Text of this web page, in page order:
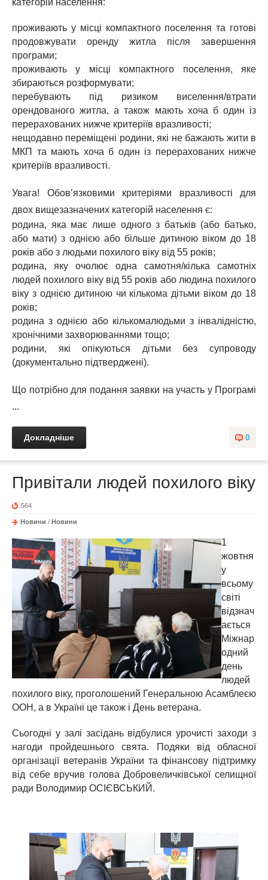
категорій населення:
проживають у місці компактного поселення та готові
продовжувати оренду житла після завершення
програми;
проживають у місці компактного поселення, яке
збираються розформувати;
перебувають під ризиком виселення/втрати
орендованого житла, а також мають хоча б один із
перерахованих нижче критеріїв вразливості;
нещодавно переміщені родини, які не бажають жити в
МКП та мають хоча б один із перерахованих нижче
критеріїв вразливості.
Увага! Обов’язковими критеріями вразливості для
двох вищезазначених категорій населення є:
родина, яка має лише одного з батьків (або батько,
або мати) з однією або більше дитиною віком до 18
років або з людьми похилого віку від 55 років;
родина, яку очолює одна самотня/кілька самотніх
людей похилого віку від 55 років або людина похилого
віку з однією дитиною чи кількома дітьми віком до 18
років;
родина з однією або кількомалюдьми з інвалідністю,
хронічними захворюваннями тощо;
родини, які опікуються дітьми без супроводу
(документально підтверджені).
Що потрібно для подання заявки на участь у Програмі
...
0
Докладніше
Привітали людей похилого віку
564
Новини / Новини
1
жовтня
у
всьому
світі
відзнач
ається
Міжнар
одний
день
людей
похилого віку, проголошений Генеральною Асамблеєю
ООН, а в Україні це також і День ветерана.
Сьогодні у залі засідань відбулися урочисті заходи з
нагоди пройдешнього свята. Подяки від обласної
організації ветеранів України та фінансову підтримку
від себе вручив голова Добровеличківської селищної
ради Володимир ОСІЄВСЬКИЙ.